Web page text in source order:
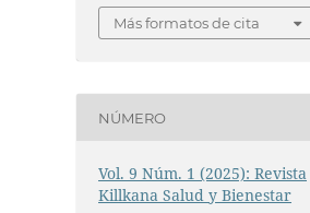
Más formatos de cita
NÚMERO
Vol. 9 Núm. 1 (2025): Revista
Killkana Salud y Bienestar